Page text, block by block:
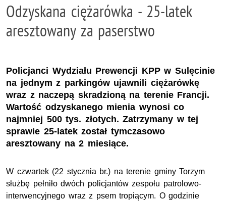
Odzyskana ciężarówka - 25-latek
aresztowany za paserstwo
Policjanci Wydziału Prewencji KPP w Sulęcinie
na jednym z parkingów ujawnili ciężarówkę
wraz z naczepą skradzioną na terenie Francji.
Wartość odzyskanego mienia wynosi co
najmniej 500 tys. złotych. Zatrzymany w tej
sprawie 25-latek został tymczasowo
aresztowany na 2 miesiące.
W czwartek (22 stycznia br.) na terenie gminy Torzym
służbę pełniło dwóch policjantów zespołu patrolowo-
interwencyjnego wraz z psem tropiącym. O godzinie